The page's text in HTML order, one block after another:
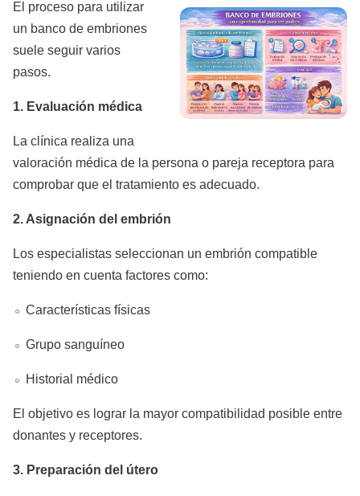
El proceso para utilizar
un banco de embriones
suele seguir varios
pasos.
1. Evaluación médica
La clínica realiza una
valoración médica de la persona o pareja receptora para
comprobar que el tratamiento es adecuado.
2. Asignación del embrión
Los especialistas seleccionan un embrión compatible
teniendo en cuenta factores como:
Características físicas
Grupo sanguíneo
Historial médico
El objetivo es lograr la mayor compatibilidad posible entre
donantes y receptores.
3. Preparación del útero